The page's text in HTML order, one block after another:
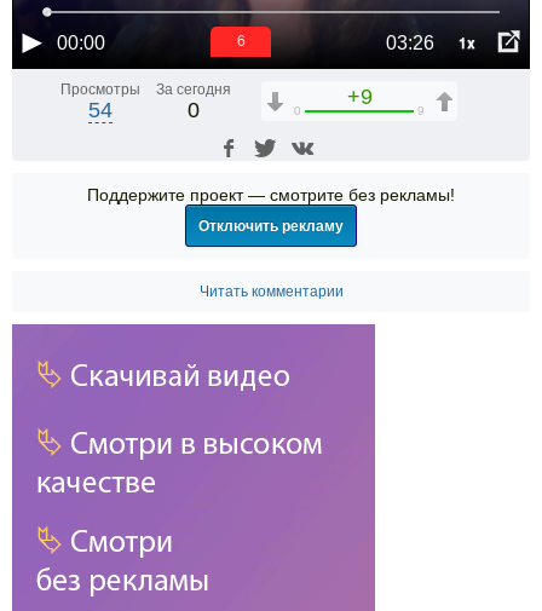
00:00 03:26 1x
6
Просмотры
54
За сегодня
0
+9
0 9
Поддержите проект — смотрите без рекламы!
Отключить рекламу
Читать комментарии